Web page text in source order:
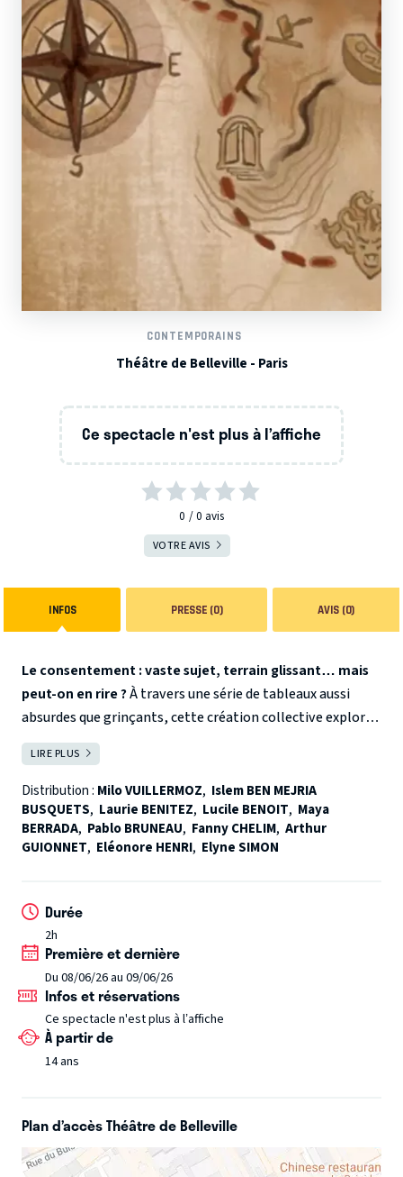
CONTEMPORAINS
Théâtre de Belleville - Paris
Ce spectacle n'est plus à l’affiche
0 0 avis
VOTRE AVIS
INFOS PRESSE (0) AVIS (0)
Le consentement : vaste sujet, terrain glissant… mais
peut-on en rire ?À travers une série de tableaux aussi
absurdes que grinçants, cette création collective explore
les multiples visages du consentement, là où il se
négocie, se détourne, se brouille… ou disparaît. De la
mythologie revisitée aux situations du quotidien qui
dérapent, en passant par des réécritures décalées, les
comédiens tissent une succession de cartes blanches
reliées entre elles. Le tout porté par un humour corrosif,
vingtième degré.
distance, questionne, et révèle les zones floues de nos
rapports humains. Un spectacle qui bouscule, fait réagir…
et laisse rarement indifférent.
LIRE PLUS
Distribution : Milo VUILLERMOZ, Islem BEN MEJRIA
BUSQUETS, Laurie BENITEZ, Lucile BENOIT, Maya
BERRADA, Pablo BRUNEAU, Fanny CHELIM, Arthur
GUIONNET, Eléonore HENRI, Elyne SIMON
Durée
2h
Première et dernière
Du 08/06/26 au 09/06/26
Infos et réservations
Ce spectacle n'est plus à l’affiche
À partir de
14 ans
Plan d’accès Théâtre de Belleville